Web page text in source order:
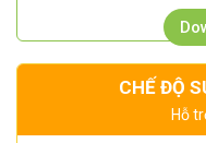
CHẾ ĐỘ
Hỗ